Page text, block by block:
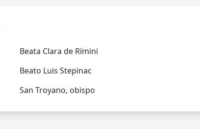
Beata Clara de Rímini
Beato Luis Stepinac
San Troyano, obispo